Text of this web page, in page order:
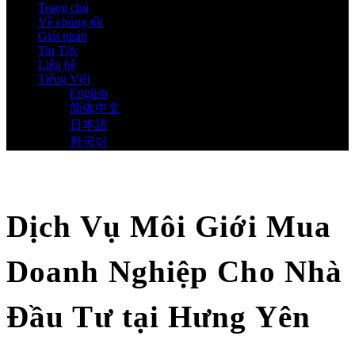
Trang chủ
Về chúng tôi
Giải pháp
Tin Tức
Liên hệ
Tiếng Việt
English
简体中文
日本語
한국어
Dịch Vụ Môi Giới Mua
Doanh Nghiệp Cho Nhà
Đầu Tư tại Hưng Yên